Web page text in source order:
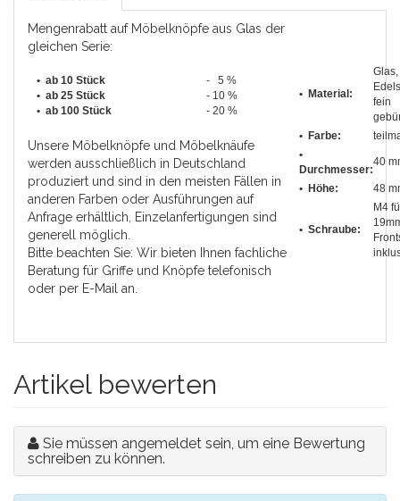
Mengenrabatt auf Möbelknöpfe aus Glas der
gleichen Serie:
• ab 10 Stück
- 5 %
• ab 25 Stück
- 10 %
• ab 100 Stück - 20 %
Unsere Möbelknöpfe und Möbelknäufe
werden ausschließlich in Deutschland
produziert und sind in den meisten Fällen in
anderen Farben oder Ausführungen auf
Anfrage erhältlich, Einzelanfertigungen sind
generell möglich.
Bitte beachten Sie: Wir bieten Ihnen fachliche
Beratung für Griffe und Knöpfe telefonisch
oder per E-Mail an.
• Material:
Glas,
fein
• Farbe:
•
Durchmesser:
40
• Höhe: 48
• Schraube:
M4
Artikel bewerten
Sie müssen angemeldet sein, um eine Bewertung
schreiben zu können.